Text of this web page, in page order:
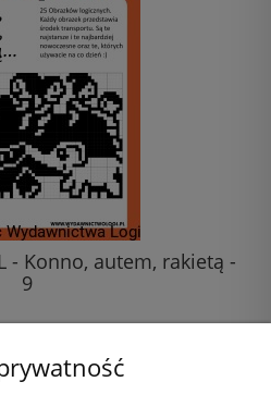
- Konno, autem, rakietą -
9
koszyka